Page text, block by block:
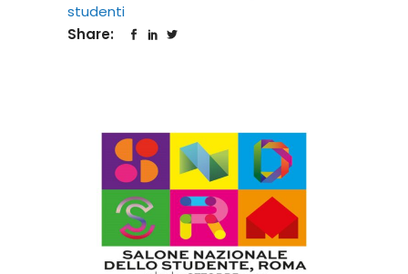
studenti
Share: